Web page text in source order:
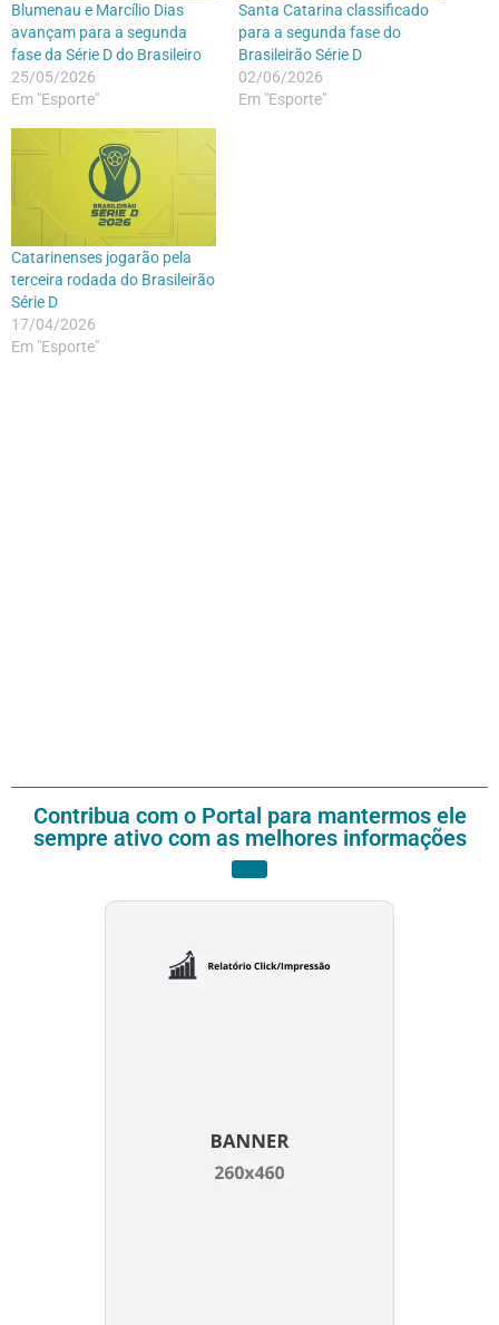
Blumenau e Marcílio Dias
avançam para a segunda
fase da Série D do Brasileiro
25/05/2026
Em "Esporte"
Santa Catarina classificado
para a segunda fase do
Brasileirão Série D
02/06/2026
Em "Esporte"
Catarinenses jogarão pela
terceira rodada do Brasileirão
Série D
17/04/2026
Em "Esporte"
Contribua com o Portal para mantermos ele
sempre ativo com as melhores informações